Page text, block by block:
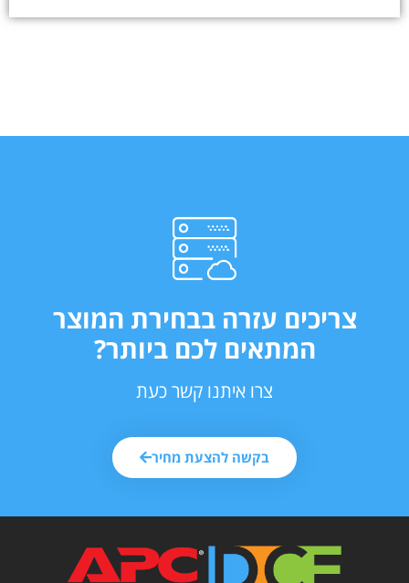
צריכים עזרה בבחירת המוצר
המתאים לכם ביותר?
צרו איתנו קשר כעת
בקשה להצעת מחיר